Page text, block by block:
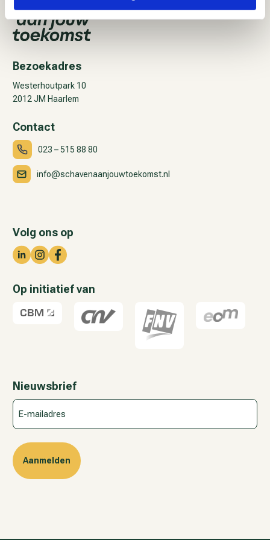
Bezoekadres
Westerhoutpark 10
2012 JM Haarlem
Contact
023 – 515 88 80
info@schavenaanjouwtoekomst.nl
Volg ons op
Op initiatief van
Nieuwsbrief
E-
mailadres